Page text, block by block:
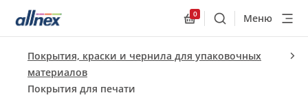
0
ПоискМеню
Покрытия, краски и чернила для упаковочных
материалов
Покрытия для печати
Быстрые ссылки Close